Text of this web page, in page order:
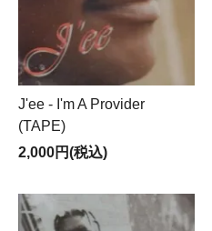
J'ee - I'm A Provider
(TAPE)
2,000円(税込)